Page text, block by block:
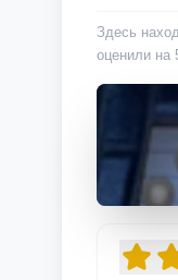
Здесь
оценили на